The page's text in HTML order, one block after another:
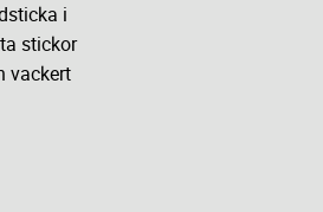
i
stickor
vackert